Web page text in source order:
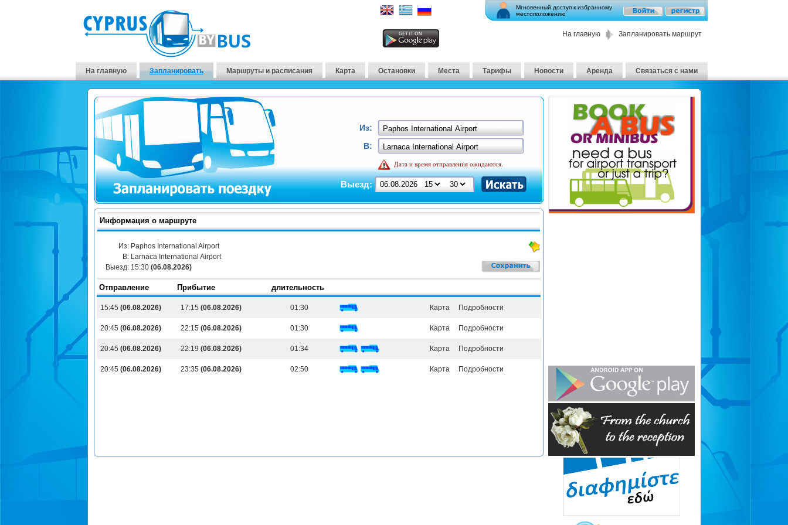
Мгновенный доступ к избранному
местоположению
На главную Запланировать маршрут
На главную Запланировать Маршруты и расписания Карта Остановки Места Тарифы Новости Аренда Связаться с нами
Из:
В:
Дата и время отправления ожидаются.
Выезд:
Информация о маршруте
Из: Paphos International Airport
В: Larnaca International Airport
Выезд: 15:30 (06.08.2026)
Отправление Прибытие длительность
15:45 (06.08.2026) 17:15 (06.08.2026) 01:30 Карта Подробности
20:45 (06.08.2026) 22:15 (06.08.2026) 01:30 Карта Подробности
20:45 (06.08.2026) 22:19 (06.08.2026) 01:34 Карта Подробности
20:45 (06.08.2026) 23:35 (06.08.2026) 02:50 Карта Подробности